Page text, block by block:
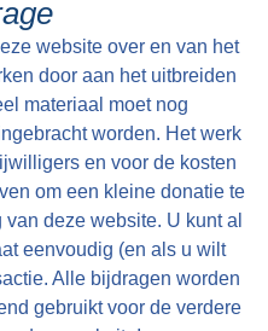
alarm hadden
nu ook weer niets
bleven we liggen
die tijd stond ik als
korporaal en ik
en alles in orde
had en naar
de andere
ronkte het
de kinderen en
gemaakt. Het
jongens
van de
dit garen was
was.Gelukkig zijn
dochters Baukje,
dragen. Heel fijn
foto’s dit spannende
website over en van het
door aan het uitbreiden
materiaal moet nog
worden. Het werk
en voor de kosten
om een kleine donatie te
deze website. U kunt al
eenvoudig (en als u wilt
Alle bijdragen worden
gebruikt voor de verdere